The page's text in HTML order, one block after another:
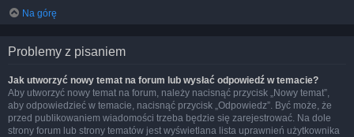
Na górę
Problemy z pisaniem
Jak utworzyć nowy temat na forum lub wysłać odpowiedź w temacie?
Aby utworzyć nowy temat na forum, należy nacisnąć przycisk „Nowy temat”,
aby odpowiedzieć w temacie, nacisnąć przycisk „Odpowiedz”. Być może, że
przed publikowaniem wiadomości trzeba będzie się zarejestrować. Na dole
strony forum lub strony tematów jest wyświetlana lista uprawnień użytkownika